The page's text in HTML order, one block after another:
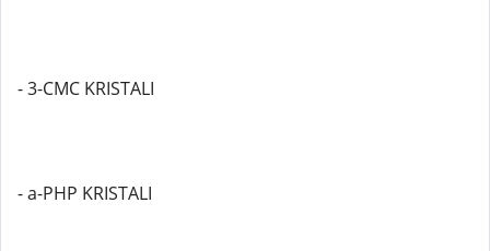
- 3-CMC KRISTALI
- a-PHP KRISTALI